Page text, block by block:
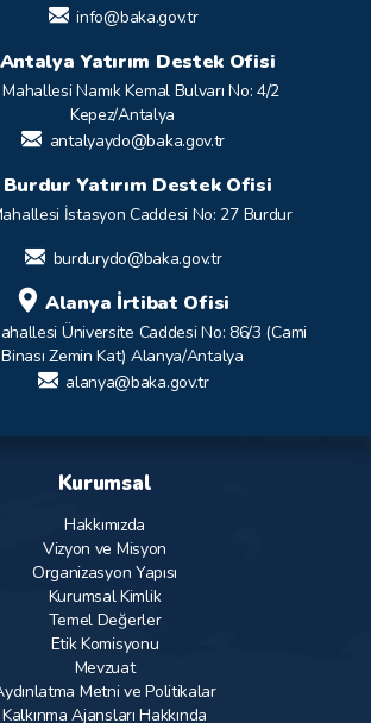
info@baka.gov.tr
Antalya Yatırım Destek Ofisi
Namık Kemal Bulvarı No: 4/2
Kepez/Antalya
antalyaydo@baka.gov.tr
Burdur Yatırım Destek Ofisi
İstasyon Caddesi No: 27 Burdur
burdurydo@baka.gov.tr
Alanya İrtibat Ofisi
Üniversite Caddesi No: 86/3 (Cami
Binası Zemin Kat) Alanya/Antalya
alanya@baka.gov.tr
Kurumsal
Hakkımızda
Vizyon ve Misyon
Organizasyon Yapısı
Kurumsal Kimlik
Temel Değerler
Etik Komisyonu
Mevzuat
Metni ve Politikalar
Kalkınma Ajansları Hakkında